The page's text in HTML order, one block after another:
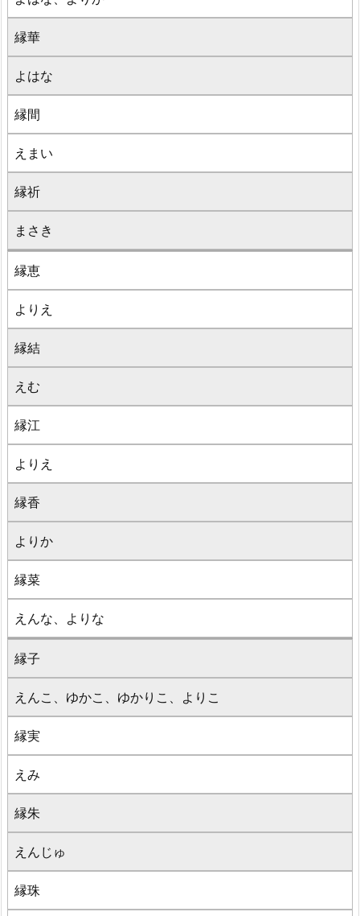
縁華
よはな
縁間
えまい
縁祈
まさき
縁恵
よりえ
縁結
えむ
縁江
よりえ
縁香
よりか
縁菜
えんな、よりな
縁子
えんこ、ゆかこ、ゆかりこ、よりこ
縁実
えみ
縁朱
えんじゅ
縁珠